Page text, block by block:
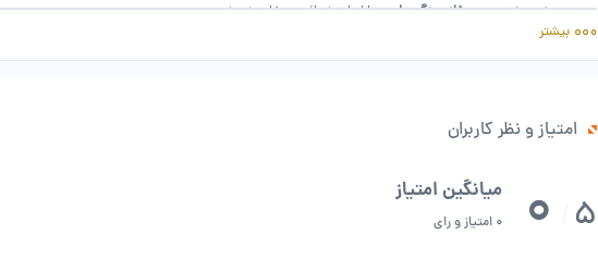
رویپیچ ضربه زده و چند ثانیه نگه داریدتا اجاق شیائومی خاموش شود.
ابعاد اجاق هوشمند Xiaomi Mijia DCL002CM برابر با
المنتی که در مرکز اجاق نصب شده در تماس مستقیم با کف ظرف (یا قابلمه‌ای که رو ی گاز قرار می‌گیرد) قرار
مناسب باشد.
سنسور دمای بیش از حد
بیشتر
امتیاز و نظر کاربران
5
0 میانگین امتیاز
0 امتیاز و رای